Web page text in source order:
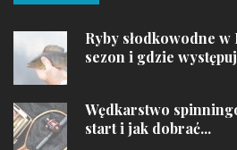
Ryby słodkowodne
sezon i gdzie
Wędkarstwo
start i jak dobrać...